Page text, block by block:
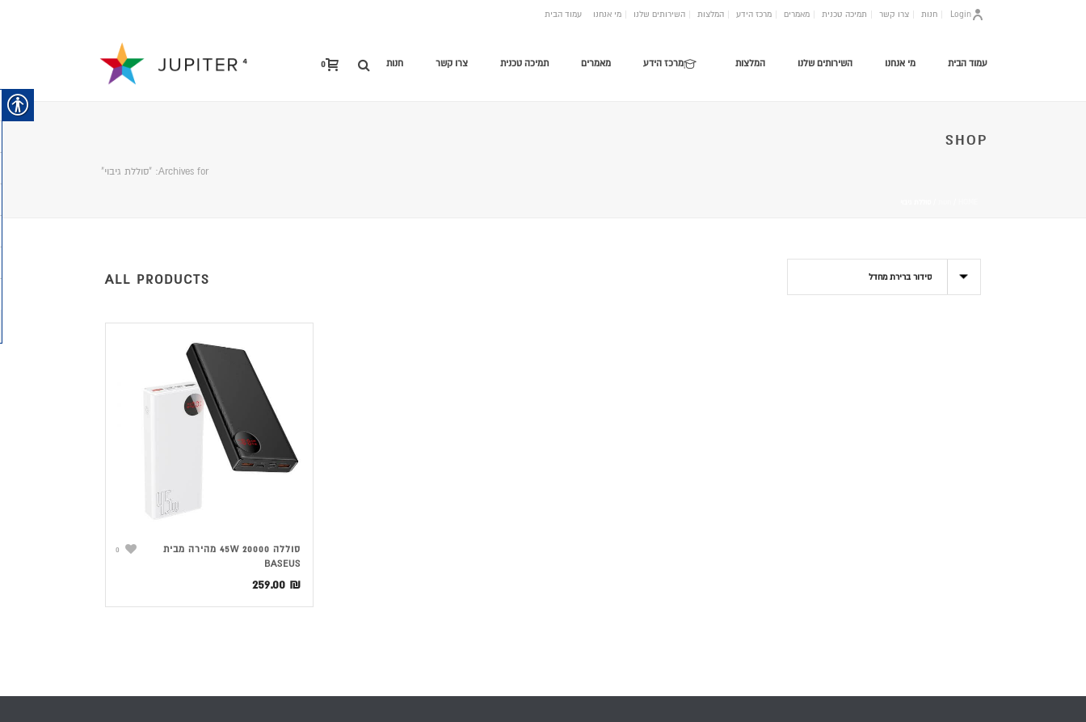
חנות צרו קשר תמיכה טכנית מאמרים מרכז הידע המלצות השירותים שלנו מי אנחנו עמוד הבית Login
חנות צרו קשר תמיכה טכנית מאמרים מרכז הידע המלצות השירותים שלנו מי אנחנו עמוד הבית 0
SHOP
Archives for: "סוללת גיבוי"
ALL PRODUCTS
0
סוללה 45W 20000 מהירה מבית
BASEUS
259.00 ₪